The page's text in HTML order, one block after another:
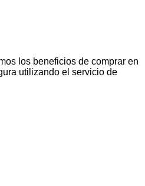
los beneficios de comprar en
utilizando el servicio de